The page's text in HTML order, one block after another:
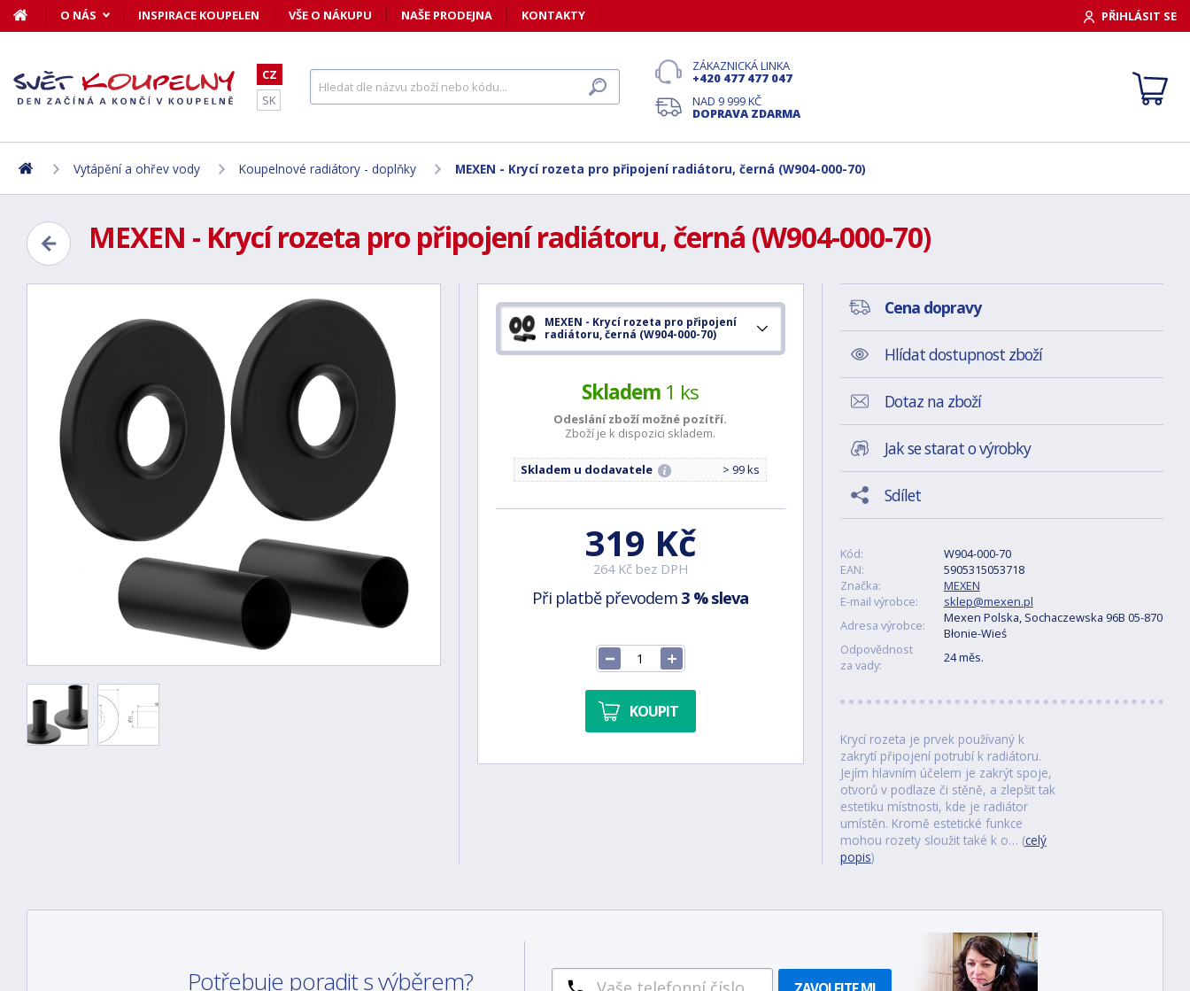
O NÁS INSPIRACE KOUPELEN VŠE O NÁKUPU NAŠE PRODEJNA KONTAKTY PŘIHLÁSIT SE
CZ
SK
ZÁKAZNICKÁ LINKA
+420 477 477 047
NAD 9 999 KČ
DOPRAVA ZDARMA
Vytápění a ohřev vody Koupelnové radiátory - doplňky MEXEN - Krycí rozeta pro připojení radiátoru, černá (W904-000-70)
MEXEN - Krycí rozeta pro připojení radiátoru, černá (W904-000-70)
MEXEN - Krycí rozeta pro připojení
radiátoru, černá (W904-000-70)
Skladem 1 ks
Odeslání zboží možné pozítří.
Zboží je k dispozici skladem.
Skladem u dodavatele > 99 ks
319 Kč
264 Kč bez DPH
Při platbě převodem 3 % sleva
KOUPIT
Cena dopravy
Hlídat dostupnost zboží
Dotaz na zboží
Jak se starat o výrobky
Sdílet
Kód:
W904-000-70
EAN:
5905315053718
Značka:
MEXEN
E-mail výrobce:
sklep@mexen.pl
Adresa výrobce:
Mexen Polska, Sochaczewska 96B 05-870
Błonie-Wieś
Odpovědnost
za vady:
24 měs.
Krycí rozeta je prvek používaný k
zakrytí připojení potrubí k radiátoru.
Jejím hlavním účelem je zakrýt spoje,
otvorů v podlaze či stěně, a zlepšit tak
estetiku místnosti, kde je radiátor
umístěn. Kromě estetické funkce
mohou rozety sloužit také k o… (celý
popis)
Potřebuje poradit s výběrem?